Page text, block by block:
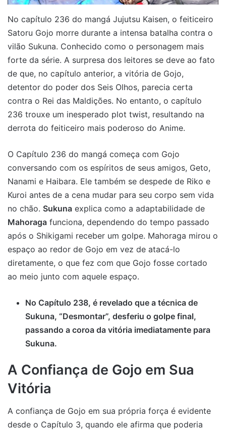
No capítulo 236 do mangá Jujutsu Kaisen, o feiticeiro
Satoru Gojo morre durante a intensa batalha contra o
vilão Sukuna. Conhecido como o personagem mais
forte da série. A surpresa dos leitores se deve ao fato
de que, no capítulo anterior, a vitória de Gojo,
detentor do poder dos Seis Olhos, parecia certa
contra o Rei das Maldições. No entanto, o capítulo
236 trouxe um inesperado plot twist, resultando na
derrota do feiticeiro mais poderoso do Anime.
O Capítulo 236 do mangá começa com Gojo
conversando com os espíritos de seus amigos, Geto,
Nanami e Haibara. Ele também se despede de Riko e
Kuroi antes de a cena mudar para seu corpo sem vida
no chão. Sukuna explica como a adaptabilidade de
Mahoraga funciona, dependendo do tempo passado
após o Shikigami receber um golpe. Mahoraga mirou o
espaço ao redor de Gojo em vez de atacá-lo
diretamente, o que fez com que Gojo fosse cortado
ao meio junto com aquele espaço.
No Capítulo 238, é revelado que a técnica de
Sukuna, “Desmontar”, desferiu o golpe final,
passando a coroa da vitória imediatamente para
Sukuna.
A Confiança de Gojo em Sua
Vitória
A confiança de Gojo em sua própria força é evidente
desde o Capítulo 3, quando ele afirma que poderia